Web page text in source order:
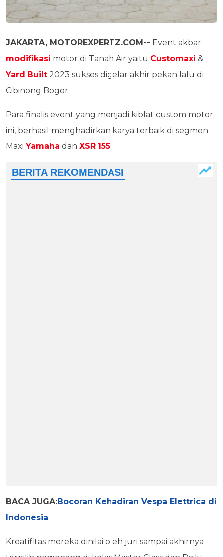
JAKARTA, MOTOREXPERTZ.COM-- Event akbar
modifikasi motor di Tanah Air yaitu Customaxi &
Yard Built 2023 sukses digelar akhir pekan lalu di
Cibinong Bogor.
Para finalis event yang menjadi kiblat custom motor
ini, berhasil menghadirkan karya terbaik di segmen
MaxiYamaha dan XSR 155.
BACA JUGA:Bocoran Kehadiran Vespa Elettrica di
Indonesia
Kreatifitas mereka dinilai oleh juri sampai akhirnya